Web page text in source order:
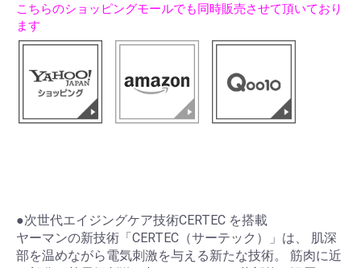
こちらのショッピングモールでも同時販売させて頂いており
ます
●次世代エイジングケア技術CERTEC を搭載
ヤーマンの新技術「CERTEC（サーテック）」は、 肌深
部を温めながら電気刺激を与える新たな技術。 筋肉に近